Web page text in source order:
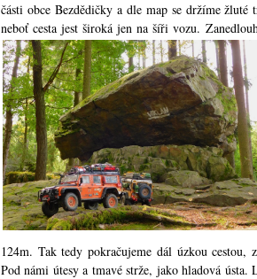
části obce Bezdědičky a dle map se držíme žluté
neboť cesta jest široká jen na šíři vozu.
124m. Tak tedy pokračujeme dál úzkou cestou,
Pod námi útesy a tmavé strže, jako hladová